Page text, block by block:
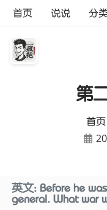
首页 说说 分类
第
首页
英文: Before he
general. What war